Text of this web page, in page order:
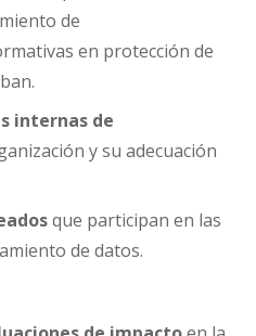
de
en protección de
internas de
y su adecuación
que participan en las
de datos.